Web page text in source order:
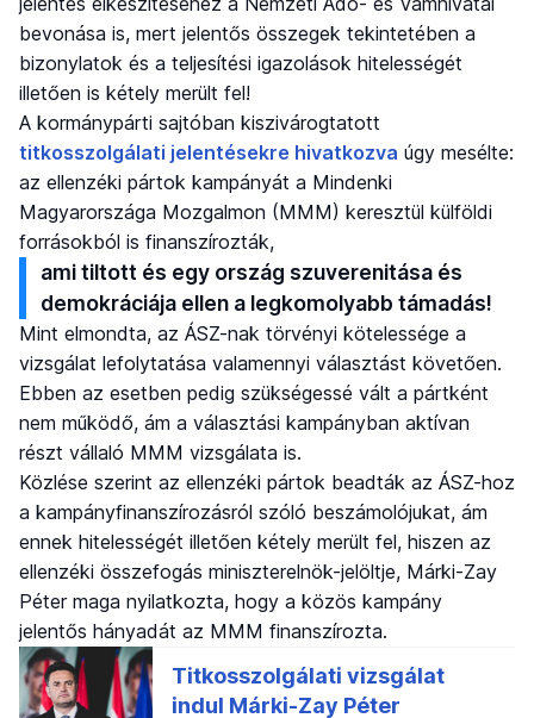
bevonása is, mert jelentős összegek tekintetében a
bizonylatok és a teljesítési igazolások hitelességét
illetően is kétely merült fel!
A kormánypárti sajtóban kiszivárogtatott
titkosszolgálati jelentésekre hivatkozva úgy mesélte:
az ellenzéki pártok kampányát a Mindenki
Magyarországa Mozgalmon (MMM) keresztül külföldi
forrásokból is finanszírozták,
ami tiltott és egy ország szuverenitása és
demokráciája ellen a legkomolyabb támadás!
Mint elmondta, az ÁSZ-nak törvényi kötelessége a
vizsgálat lefolytatása valamennyi választást követően.
Ebben az esetben pedig szükségessé vált a pártként
nem működő, ám a választási kampányban aktívan
részt vállaló MMM vizsgálata is.
Közlése szerint az ellenzéki pártok beadták az ÁSZ-hoz
a kampányfinanszírozásról szóló beszámolójukat, ám
ennek hitelességét illetően kétely merült fel, hiszen az
ellenzéki összefogás miniszterelnök-jelöltje, Márki-Zay
Péter maga nyilatkozta, hogy a közös kampány
jelentős hányadát az MMM finanszírozta.